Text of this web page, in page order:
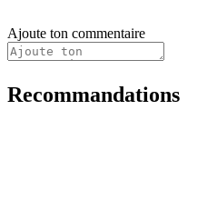
Ajoute ton commentaire
Recommandations